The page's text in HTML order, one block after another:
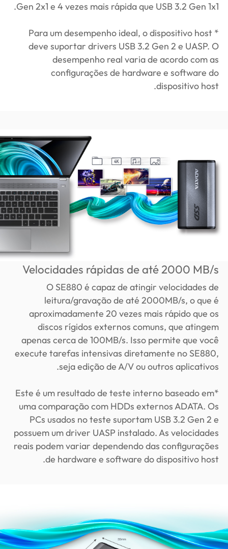
Gen 2x1 e 4 vezes mais rápida que USB 3.2 Gen 1x1.
* Para um desempenho ideal, o dispositivo host
deve suportar drivers USB 3.2 Gen 2 e UASP. O
desempenho real varia de acordo com as
configurações de hardware e software do
dispositivo host.
Velocidades rápidas de até 2000 MB/s
O SE880 é capaz de atingir velocidades de
leitura/gravação de até 2000MB/s, o que é
aproximadamente 20 vezes mais rápido que os
discos rígidos externos comuns, que atingem
apenas cerca de 100MB/s. Isso permite que você
execute tarefas intensivas diretamente no SE880,
seja edição de A/V ou outros aplicativos.
*Este é um resultado de teste interno baseado em
uma comparação com HDDs externos ADATA. Os
PCs usados no teste suportam USB 3.2 Gen 2 e
possuem um driver UASP instalado. As velocidades
reais podem variar dependendo das configurações
de hardware e software do dispositivo host.